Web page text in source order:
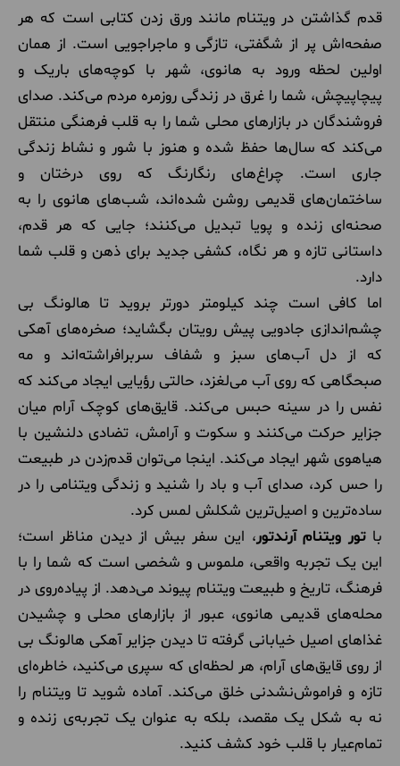
قدم گذاشتن در ویتنام مانند ورق زدن کتابی است که هر
صفحه‌اش پر از شگفتی، تازگی و ماجراجویی است. از همان
اولین لحظه ورود به هانوی، شهر با کوچه‌های باریک و
پیچاپیچش، شما را غرق در زندگی روزمره مردم می‌کند. صدای
فروشندگان در بازارهای محلی شما را به قلب فرهنگی منتقل
می‌کند که سال‌ها حفظ شده و هنوز با شور و نشاط زندگی
جاری است. چراغ‌های رنگارنگ که روی درختان و
ساختمان‌های قدیمی روشن شده‌اند، شب‌های هانوی را به
صحنه‌ای زنده و پویا تبدیل می‌کنند؛ جایی که هر قدم،
داستانی تازه و هر نگاه، کشفی جدید برای ذهن و قلب شما
دارد.
اما کافی است چند کیلومتر دورتر بروید تا هالونگ بی
چشم‌اندازی جادویی پیش رویتان بگشاید؛ صخره‌های آهکی
که از دل آب‌های سبز و شفاف سربرافراشته‌اند و مه
صبحگاهی که روی آب می‌لغزد، حالتی رؤیایی ایجاد می‌کند که
نفس را در سینه حبس می‌کند. قایق‌های کوچک آرام میان
جزایر حرکت می‌کنند و سکوت و آرامش، تضادی دلنشین با
هیاهوی شهر ایجاد می‌کند. اینجا می‌توان قدم‌زدن در طبیعت
را حس کرد، صدای آب و باد را شنید و زندگی ویتنامی را در
ساده‌ترین و اصیل‌ترین شکلش لمس کرد.
باتور ویتنام آرندتور، این سفر بیش از دیدن مناظر است؛
این یک تجربه واقعی، ملموس و شخصی است که شما را با
فرهنگ، تاریخ و طبیعت ویتنام پیوند می‌دهد. از پیاده‌روی در
محله‌های قدیمی هانوی، عبور از بازارهای محلی و چشیدن
غذاهای اصیل خیابانی گرفته تا دیدن جزایر آهکی هالونگ بی
از روی قایق‌های آرام، هر لحظه‌ای که سپری می‌کنید، خاطره‌ای
تازه و فراموش‌نشدنی خلق می‌کند. آماده شوید تا ویتنام را
نه به شکل یک مقصد، بلکه به عنوان یک تجربه‌ی زنده و
تمام‌عیار با قلب خود کشف کنید.